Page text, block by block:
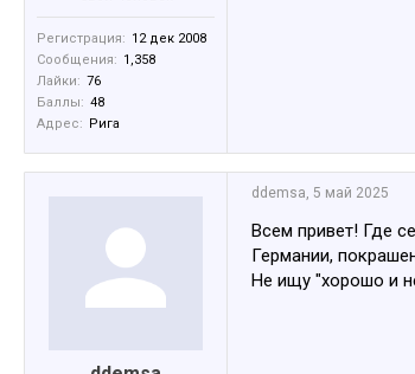
Регистрация: 12 дек 2008
Сообщения: 1,358
Лайки: 76
Баллы: 48
Адрес: Рига
ddemsa, 5 май 2025
Всем привет! Где
Германии,
Не ищу "хорошо и